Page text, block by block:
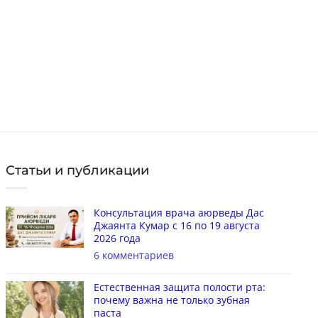
Статьи и публикации
Консультация врача аюрведы Дас
Джаянта Кумар с 16 по 19 августа
2026 года
6 комментариев
Естественная защита полости рта:
почему важна не только зубная
паста